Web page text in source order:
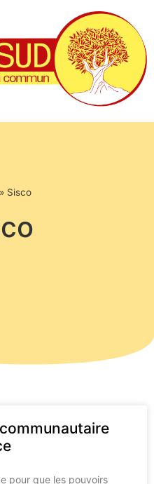
Sisco
pour que les pouvoirs